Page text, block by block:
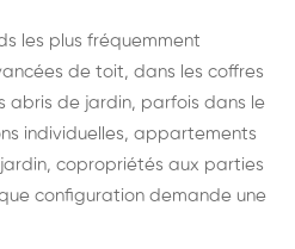
les plus fréquemment
de toit, dans les coffres
abris de jardin, parfois dans le
individuelles, appartements
copropriétés aux parties
configuration demande une